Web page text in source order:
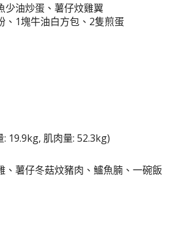
少油炒蛋、薯仔炆雞翼
、1塊牛油白方包、2隻煎蛋
19.9kg, 肌肉量: 52.3kg)
、薯仔冬菇炆豬肉、鱸魚腩、一碗飯